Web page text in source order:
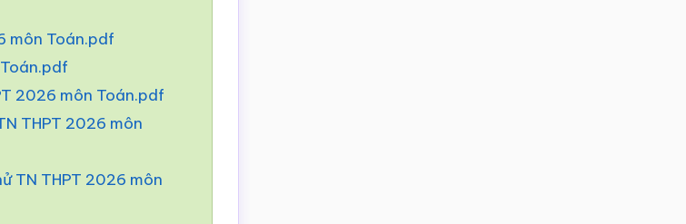
môn Toán.pdf
2026 môn Toán.pdf
THPT 2026 môn
TN THPT 2026 môn